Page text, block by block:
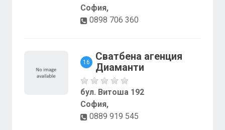
София,
0898 706 360
16
Сватбена агенция
Диаманти
бул. Витоша 192
София,
0889 919 545